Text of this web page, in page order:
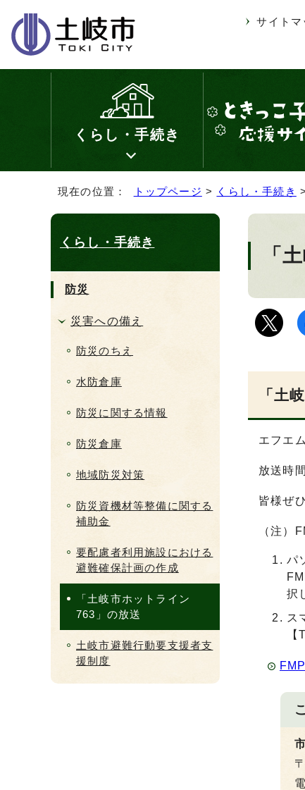
サイトマ
くらし・手続き
現在の位置： トップページ > くらし・手続き >
「
「土
エフエ
放送時
皆様ぜ
（注）
パ
択
ス
くらし・手続き
防災
災害への備え
防災のちえ
水防倉庫
防災に関する情報
防災倉庫
地域防災対策
防災資機材等整備に関する
補助金
要配慮者利用施設における
避難確保計画の作成
「土岐市ホットライン
763」の放送
土岐市避難行動要支援者支
援制度